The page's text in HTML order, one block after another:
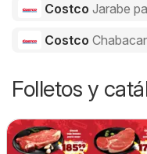
Costco Jarabe
Costco
Folletos y